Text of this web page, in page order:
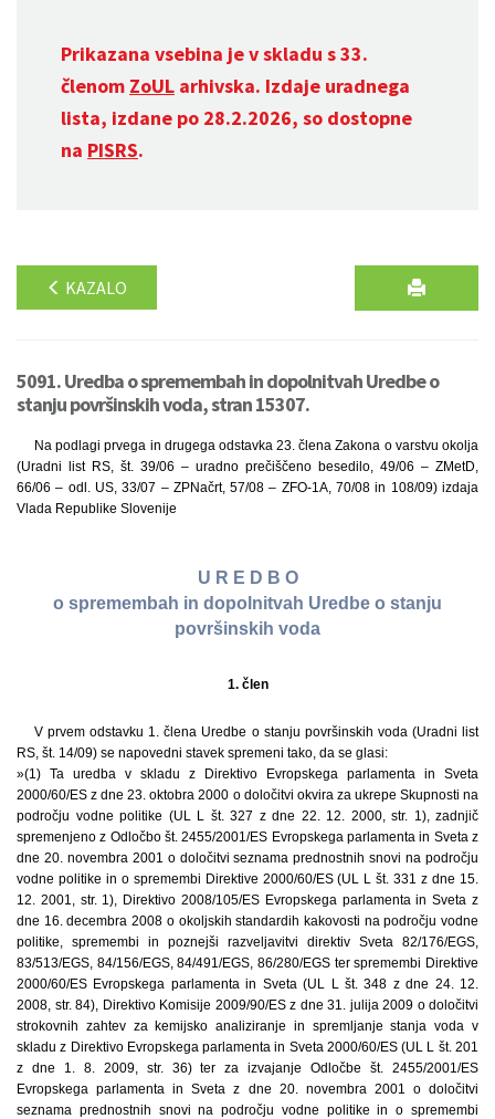
Prikazana vsebina je v skladu s 33.
členom ZoUL arhivska. Izdaje uradnega
lista, izdane po 28.2.2026, so dostopne
na PISRS.
KAZALO
5091. Uredba o spremembah in dopolnitvah Uredbe o
stanju površinskih voda, stran 15307.
Na podlagi prvega in drugega odstavka 23. člena Zakona o varstvu okolja
(Uradni list RS, št. 39/06 – uradno prečiščeno besedilo, 49/06 – ZMetD,
66/06 – odl. US, 33/07 – ZPNačrt, 57/08 – ZFO-1A, 70/08 in 108/09) izdaja
Vlada Republike Slovenije
U R E D B O
o spremembah in dopolnitvah Uredbe o stanju
površinskih voda
1. člen
V prvem odstavku 1. člena Uredbe o stanju površinskih voda (Uradni list
RS, št. 14/09) se napovedni stavek spremeni tako, da se glasi:
»(1) Ta uredba v skladu z Direktivo Evropskega parlamenta in Sveta
2000/60/ES z dne 23. oktobra 2000 o določitvi okvira za ukrepe Skupnosti na
področju vodne politike (UL L št. 327 z dne 22. 12. 2000, str. 1), zadnjič
spremenjeno z Odločbo št. 2455/2001/ES Evropskega parlamenta in Sveta z
dne 20. novembra 2001 o določitvi seznama prednostnih snovi na področju
vodne politike in o spremembi Direktive 2000/60/ES (UL L št. 331 z dne 15.
12. 2001, str. 1), Direktivo 2008/105/ES Evropskega parlamenta in Sveta z
dne 16. decembra 2008 o okoljskih standardih kakovosti na področju vodne
politike, spremembi in poznejši razveljavitvi direktiv Sveta 82/176/EGS,
83/513/EGS, 84/156/EGS, 84/491/EGS, 86/280/EGS ter spremembi Direktive
2000/60/ES Evropskega parlamenta in Sveta (UL L št. 348 z dne 24. 12.
2008, str. 84), Direktivo Komisije 2009/90/ES z dne 31. julija 2009 o določitvi
strokovnih zahtev za kemijsko analiziranje in spremljanje stanja voda v
skladu z Direktivo Evropskega parlamenta in Sveta 2000/60/ES (UL L št. 201
z dne 1. 8. 2009, str. 36) ter za izvajanje Odločbe št. 2455/2001/ES
Evropskega parlamenta in Sveta z dne 20. novembra 2001 o določitvi
seznama prednostnih snovi na področju vodne politike in o spremembi